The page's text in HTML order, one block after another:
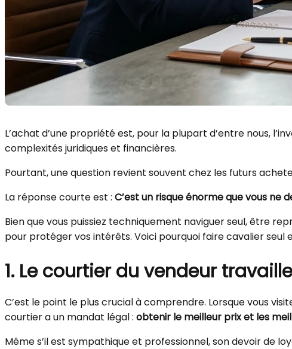
L’achat d’une propriété est, pour la plupart d’entre nous,
complexités juridiques et financières.
Pourtant, une question revient souvent chez les futurs
La réponse courte est : C’est un risque énorme que vous ne
Bien que vous puissiez techniquement naviguer seul, être
pour protéger vos intérêts. Voici pourquoi faire cavalier
1. Le courtier du vendeur
C’est le point le plus crucial à comprendre. Lorsque vous
courtier a un mandat légal : obtenir le meilleur prix et les
Même s’il est sympathique et professionnel, son devoir de